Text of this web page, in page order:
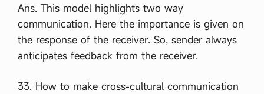
Ans. This model highlights two way
communication. Here the importance is given on
the response of the receiver. So, sender always
anticipates feedback from the receiver.
33. How to make cross-cultural communication